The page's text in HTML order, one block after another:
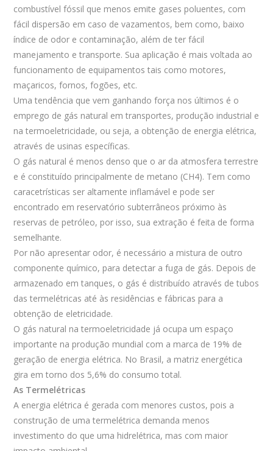
combustível fóssil que menos emite gases poluentes, com
fácil dispersão em caso de vazamentos, bem como, baixo
índice de odor e contaminação, além de ter fácil
manejamento e transporte. Sua aplicação é mais voltada ao
funcionamento de equipamentos tais como motores,
maçaricos, fornos, fogões, etc.
Uma tendência que vem ganhando força nos últimos é o
emprego de gás natural em transportes, produção industrial e
na termoeletricidade, ou seja, a obtenção de energia elétrica,
através de usinas específicas.
O gás natural é menos denso que o ar da atmosfera terrestre
e é constituído principalmente de metano (CH4). Tem como
caracetrísticas ser altamente inflamável e pode ser
encontrado em reservatório subterrâneos próximo às
reservas de petróleo, por isso, sua extração é feita de forma
semelhante.
Por não apresentar odor, é necessário a mistura de outro
componente químico, para detectar a fuga de gás. Depois de
armazenado em tanques, o gás é distribuído através de tubos
das termelétricas até às residências e fábricas para a
obtenção de eletricidade.
O gás natural na termoeletricidade já ocupa um espaço
importante na produção mundial com a marca de 19% de
geração de energia elétrica. No Brasil, a matriz energética
gira em torno dos 5,6% do consumo total.
As Termelétricas
A energia elétrica é gerada com menores custos, pois a
construção de uma termelétrica demanda menos
investimento do que uma hidrelétrica, mas com maior